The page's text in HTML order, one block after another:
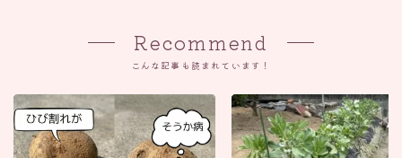
Recommend
こんな記事も読まれています！